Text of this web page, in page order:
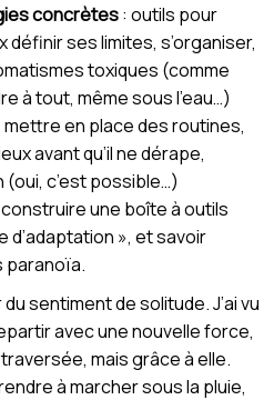
concrètes: outils pour
définir ses limites, s’organiser,
toxiques (comme
à tout, même sous l’eau…)
mettre en place des routines,
avant qu’il ne dérape,
c’est possible…)
une boîte à outils
d’adaptation », et savoir
paranoïa.
sentiment de solitude. J’ai vu
avec une nouvelle force,
mais grâce à elle.
à marcher sous la pluie,